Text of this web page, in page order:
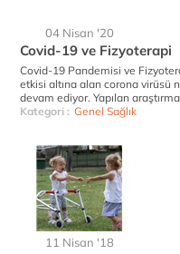
04 Nisan '20
Covid-19 ve Fizyoterapi
Covid-19 Pandemisi ve
etkisi altına alan corona virüsü
devam ediyor. Yapılan
Kategori : Genel Sağlık
11 Nisan '18